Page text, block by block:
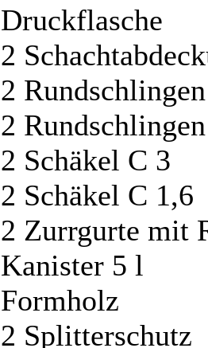
Druckflasche
2
2
2
2 Schäkel C 3
2 Schäkel C 1,6
2 Zurrgurte mit
Kanister 5 l
Formholz
2 Splitterschutz